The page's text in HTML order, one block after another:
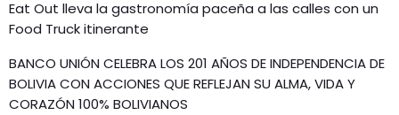
Eat Out lleva la gastronomía paceña a las calles con un
Food Truck itinerante
BANCO UNIÓN CELEBRA LOS 201 AÑOS DE INDEPENDENCIA DE
BOLIVIA CON ACCIONES QUE REFLEJAN SU ALMA, VIDA Y
CORAZÓN 100% BOLIVIANOS